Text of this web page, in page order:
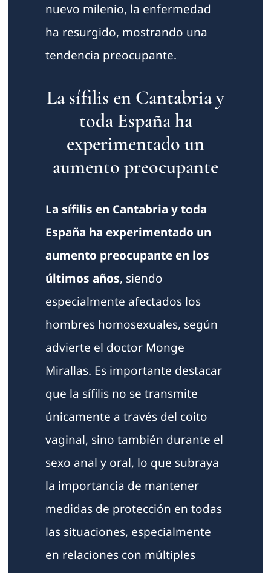
nuevo milenio, la enfermedad
ha resurgido, mostrando una
tendencia preocupante.
La sífilis en Cantabria y
toda España ha
experimentado un
aumento preocupante
La sífilis en Cantabria y toda
España ha experimentado un
aumento preocupante en los
últimos años, siendo
especialmente afectados los
hombres homosexuales, según
advierte el doctor Monge
Mirallas. Es importante destacar
que la sífilis no se transmite
únicamente a través del coito
vaginal, sino también durante el
sexo anal y oral, lo que subraya
la importancia de mantener
medidas de protección en todas
las situaciones, especialmente
en relaciones con múltiples